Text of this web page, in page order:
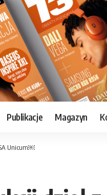
Publikacje Magazyn
Unicum￼